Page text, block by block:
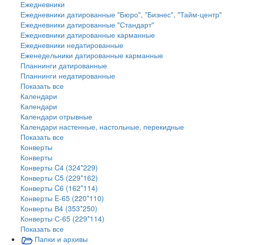
Ежедневники
Ежедневники датированные "Бюро", "Бизнес", "Тайм-центр"
Ежедневники датированные "Стандарт"
Ежедневники датированные карманные
Ежедневники недатированные
Еженедельники датированные карманные
Планнинги датированные
Планнинги недатированные
Показать все
Календари
Календари
Календари отрывные
Календари настенные, настольные, перекидные
Показать все
Конверты
Конверты
Конверты C4 (324*229)
Конверты C5 (229*162)
Конверты C6 (162*114)
Конверты E-65 (220*110)
Конверты В4 (353*250)
Конверты С-65 (229*114)
Показать все
Папки и архивы